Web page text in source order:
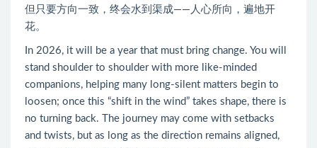
但只要方向一致，终会水到渠成——人心所向，遍地开
花。
In 2026, it will be a year that must bring change. You will
stand shoulder to shoulder with more like-minded
companions, helping many long-silent matters begin to
loosen; once this “shift in the wind” takes shape, there is
no turning back. The journey may come with setbacks
and twists, but as long as the direction remains aligned,